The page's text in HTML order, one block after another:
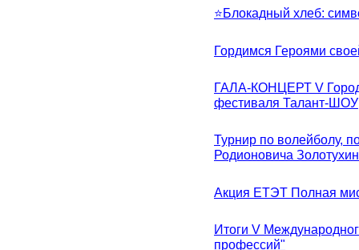
⭐Блокадный хлеб:
Гордимся Героями
ГАЛА-КОНЦЕРТ V
фестиваля Талант-ШОУ
Турнир по волейболу,
Родионовича
Акция ЕТЭТ Полная
Итоги V
профессий"